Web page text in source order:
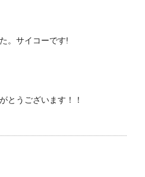
。サイコーです!
とうございます！！